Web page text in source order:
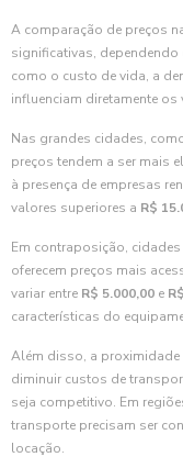
A comparação de preços
significativas, dependendo
como o custo de vida, a
influenciam diretamente os
Nas grandes cidades,
preços tendem a ser mais
à presença de empresas
valores superiores a R$
Em contraposição,
oferecem preços mais
variar entre R$ 5.000,00 e
características do
Além disso, a
diminuir custos de
seja competitivo. Em
transporte precisam ser
locação.